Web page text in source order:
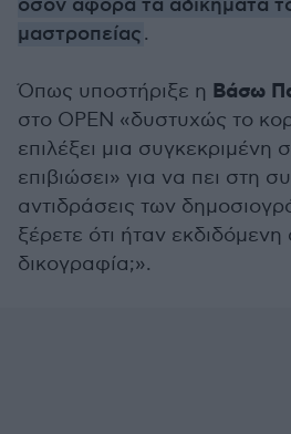
όσον αφορά τα αδικήματα
μαστροπείας.
Όπως υποστήριξε η Βάσω
στο ΟΡΕΝ «δυστυχώς το
επιλέξει μια συγκεκριμένη
επιβιώσει» για να πει στη
αντιδράσεις των
ξέρετε ότι ήταν εκδιδόμενη
δικογραφία;».